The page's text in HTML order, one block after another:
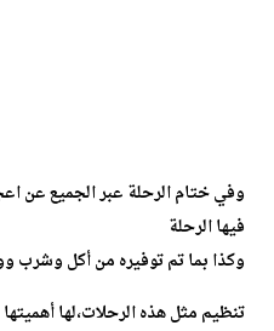
وفي ختام الرحلة عبر الجميع عن
فيها الرحلة
وكذا بما تم توفيره من أكل وشرب
تنظيم مثل هذه الرحلات،لها